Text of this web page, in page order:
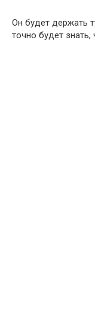
Он будет держать
точно будет знать,